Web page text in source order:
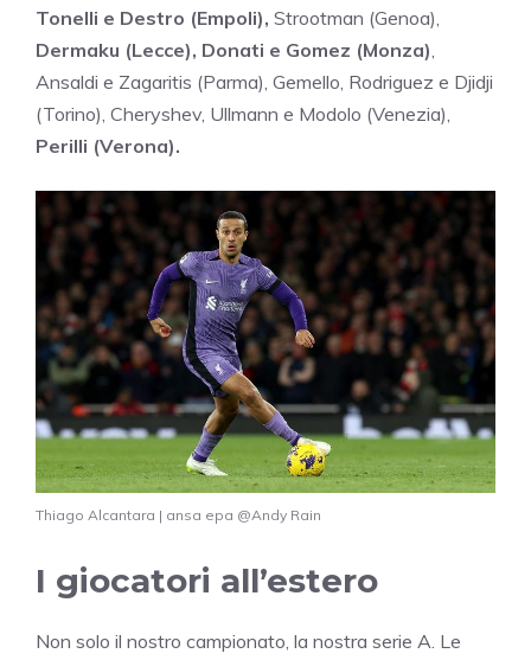
Tonelli e Destro (Empoli), Strootman (Genoa),
Dermaku (Lecce), Donati e Gomez (Monza),
Ansaldi e Zagaritis (Parma), Gemello, Rodriguez e Djidji
(Torino), Cheryshev, Ullmann e Modolo (Venezia),
Perilli (Verona).
Thiago Alcantara | ansa epa @Andy Rain
I giocatori all’estero
Non solo il nostro campionato, la nostra serie A. Le